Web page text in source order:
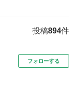
投稿894件
フォローする